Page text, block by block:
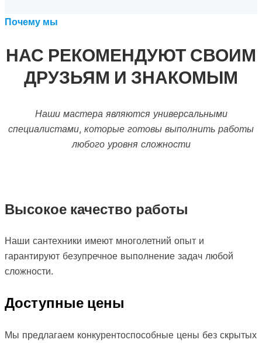
Почему мы
НАС РЕКОМЕНДУЮТ СВОИМ
ДРУЗЬЯМ И ЗНАКОМЫМ
Наши мастера являются универсальными
специалистами, которые готовы выполнить работы
любого уровня сложности
Высокое качество работы
Наши сантехники имеют многолетний опыт и
гарантируют безупречное выполнение задач любой
сложности.
Доступные цены
Мы предлагаем конкурентоспособные цены без скрытых